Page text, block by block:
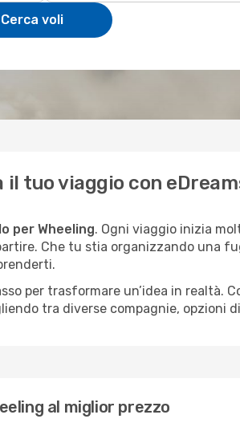
Cerca voli
il tuo viaggio con
per Wheeling. Ogni viaggio inizia
Che tu stia organizzando una
per trasformare un’idea in realtà.
tra diverse compagnie, opzioni
al miglior prezzo